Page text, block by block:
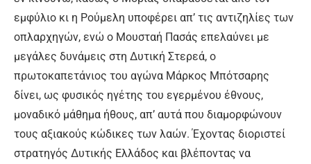
εμφύλιο κι η Ρούμελη υποφέρει απ’ τις αντιζηλίες των
οπλαρχηγών, ενώ ο Μουσταή Πασάς επελαύνει με
μεγάλες δυνάμεις στη Δυτική Στερεά, ο
πρωτοκαπετάνιος του αγώνα Μάρκος Μπότσαρης
δίνει, ως φυσικός ηγέτης του εγερμένου έθνους,
μοναδικό μάθημα ήθους, απ’ αυτά που διαμορφώνουν
τους αξιακούς κώδικες των λαών. Έχοντας διοριστεί
στρατηγός Δυτικής Ελλάδος και βλέποντας να